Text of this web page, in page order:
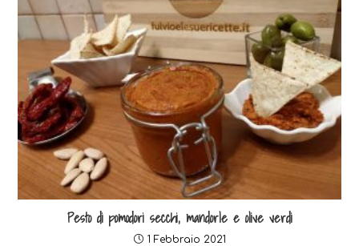
Pesto di pomodori secchi, mandorle e olive verdi
1 Febbraio 2021